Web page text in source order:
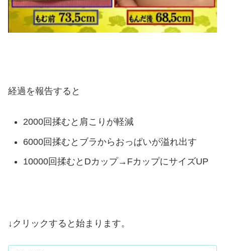
経過を報告すると
2000回揉むと肩こりが軽減
6000回揉むとブラからおっぱいが溢れ出す
10000回揉むとDカップ→FカップにサイズUP
↓クリックすると始まります。